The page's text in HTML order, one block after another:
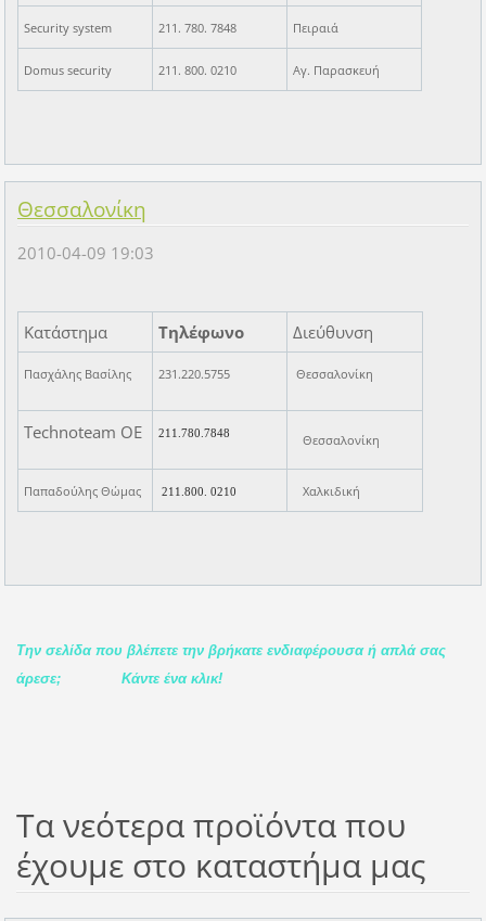
Security system 211. 780. 7848 Πειραιά
Domus security 211. 800. 0210 Αγ. Παρασκευή
Θεσσαλονίκη
2010-04-09 19:03
Κατάστημα Τηλέφωνο Διεύθυνση
Πασχάλης Βασίλης 231.220.5755 Θεσσαλονίκη
Technoteam ΟΕ 211.780.7848 Θεσσαλονίκη
Παπαδούλης Θώμας 211.800. 0210 Χαλκιδική
Την σελίδα που βλέπετε την βρήκατε ενδιαφέρουσα ή απλά σας
άρεσε; Κάντε ένα κλικ!
Τα νεότερα προϊόντα που
έχουμε στο καταστήμα μας